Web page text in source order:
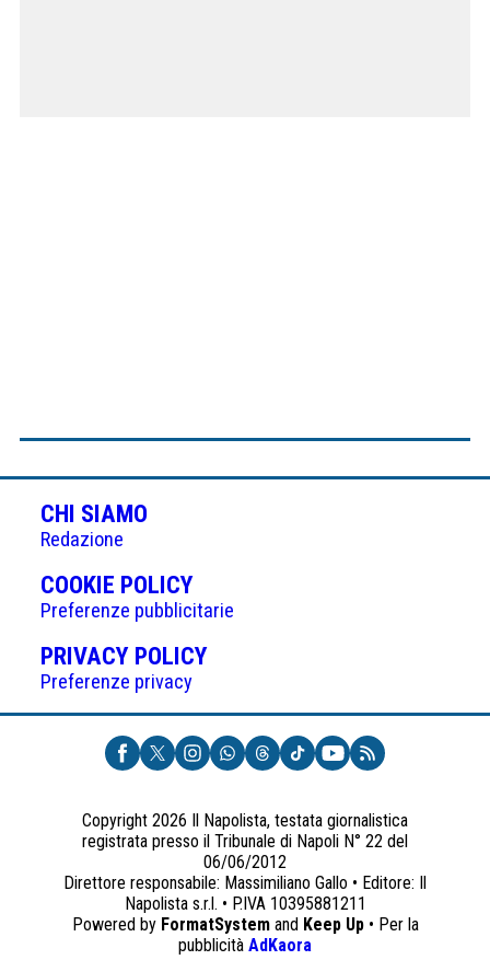
CHI SIAMO
Redazione
COOKIE POLICY(APRE
IN
UNA
NUOVA
Preferenze pubblicitarie
PRIVACY POLICY(APRE
UNA
NUOVA
SCHEDA)
Preferenze privacy
Copyright 2026 Il Napolista, testata giornalistica
registrata presso il Tribunale di Napoli N° 22 del
06/06/2012
Direttore responsabile: Massimiliano Gallo • Editore: Il
Napolista s.r.l. • P.IVA 10395881211
Powered by FormatSystemand Keep Up• Per la
pubblicità AdKaora